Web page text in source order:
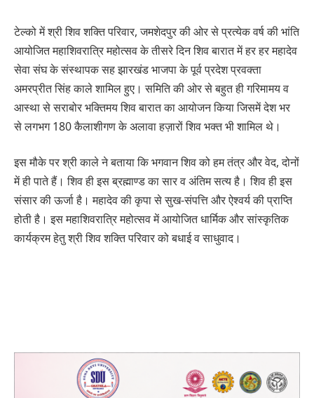
टेल्को में श्री शिव शक्ति परिवार, जमशेदपुर की ओर से प्रत्येक वर्ष की भांति
आयोजित महाशिवरात्रि महोत्सव के तीसरे दिन शिव बारात में हर हर महादेव
सेवा संघ के संस्थापक सह झारखंड भाजपा के पूर्व प्रदेश प्रवक्ता
अमरप्रीत सिंह काले शामिल हुए। समिति की ओर से बहुत ही गरिमामय व
आस्था से सराबोर भक्तिमय शिव बारात का आयोजन किया जिसमें देश भर
से लगभग 180 कैलाशीगण के अलावा हज़ारों शिव भक्त भी शामिल थे।
इस मौके पर श्री काले ने बताया कि भगवान शिव को हम तंत्र और वेद, दोनों
में ही पाते हैं। शिव ही इस ब्रह्माण्ड का सार व अंतिम सत्य है। शिव ही इस
संसार की ऊर्जा है। महादेव की कृपा से सुख-संपत्ति और ऐश्वर्य की प्राप्ति
होती है। इस महाशिवरात्रि महोत्सव में आयोजित धार्मिक और सांस्कृतिक
कार्यक्रम हेतु श्री शिव शक्ति परिवार को बधाई व साधुवाद।